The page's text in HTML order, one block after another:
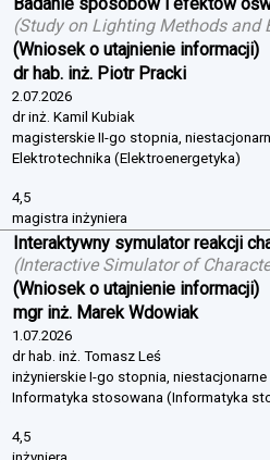
(Study on Lighting Methods and
(Wniosek o utajnienie informacji)
dr hab. inż. Piotr Pracki
2.07.2026
dr inż. Kamil Kubiak
magisterskie II-go stopnia,
Elektrotechnika (Elektroenergetyka)
4,5
magistra inżyniera
Interaktywny symulator reakcji
(Interactive Simulator of
(Wniosek o utajnienie informacji)
mgr inż. Marek Wdowiak
1.07.2026
dr hab. inż. Tomasz Leś
inżynierskie I-go stopnia, niestacjonarne
Informatyka stosowana (Informatyka
4,5